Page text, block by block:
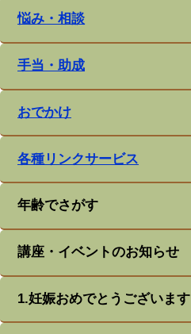
悩み・相談
手当・助成
おでかけ
各種リンクサービス
年齢でさがす
講座・イベントのお知らせ
1.妊娠おめでとうございます